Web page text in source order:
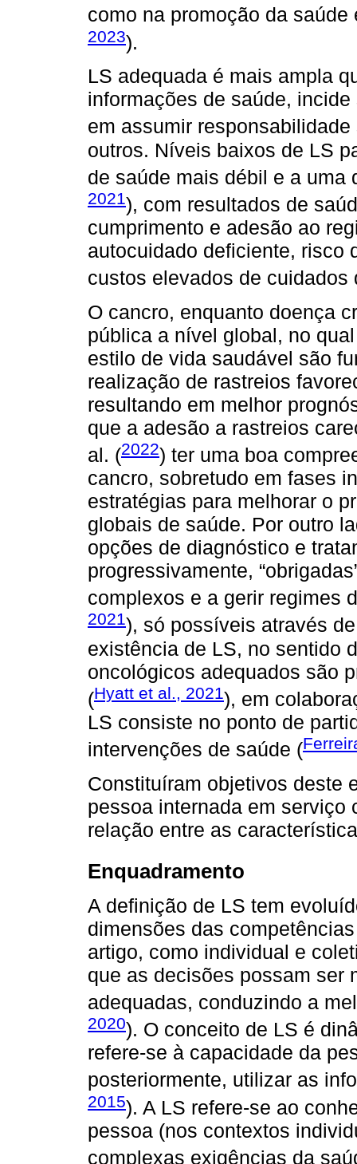
como na promoção da
2023).
LS adequada é mais ampla
informações de saúde,
em assumir
outros. Níveis baixos de LS
de saúde mais débil e a uma
2021), com resultados de
cumprimento e adesão ao
autocuidado deficiente, risco
custos elevados de cuidados
O cancro, enquanto doença
pública a nível global, no
estilo de vida saudável são
realização de rastreios
resultando em melhor
que a adesão a rastreios
al. (2022) ter uma boa
cancro, sobretudo em fases
estratégias para melhorar o
globais de saúde. Por outro
opções de diagnóstico e
progressivamente,
complexos e a gerir regimes
2021), só possíveis através
existência de LS, no sentido
oncológicos adequados são
(Hyatt et al., 2021), em
LS consiste no ponto de
intervenções de saúde (
Constituíram objetivos deste
pessoa internada em serviço
relação entre as
Enquadramento
A definição de LS tem
dimensões das
artigo, como individual e
que as decisões possam ser
adequadas, conduzindo a
2020). O conceito de LS é
refere-se à capacidade da
posteriormente, utilizar as
2015). A LS refere-se ao
pessoa (nos contextos
complexas exigências da